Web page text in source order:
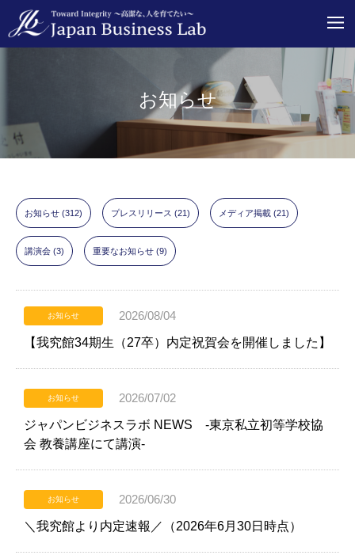
お知らせ
お知らせ (312) プレスリリース (21) メディア掲載 (21)
講演会 (3) 重要なお知らせ (9)
お知らせ
2026/08/04
【我究館34期生（27卒）内定祝賀会を開催しました】
お知らせ
2026/07/02
ジャパンビジネスラボ NEWS -東京私立初等学校協
会 教養講座にて講演-
お知らせ
2026/06/30
＼我究館より内定速報／（2026年6月30日時点）